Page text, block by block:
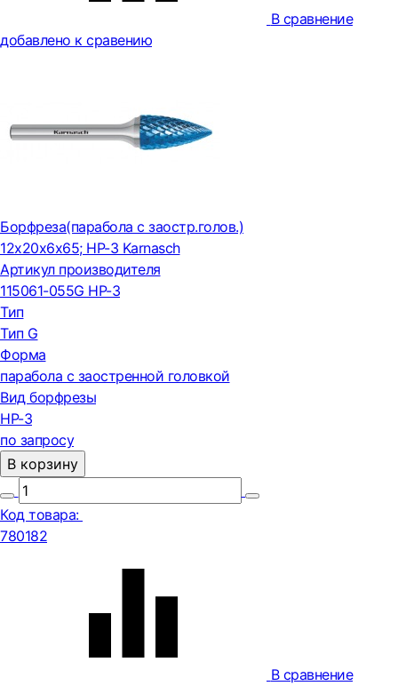
В сравнение
добавлено к сравению
Борфреза(парабола с заостр.голов.)
12x20x6x65; HP-3 Karnasch
Артикул производителя
115061-055G HP-3
Тип
Тип G
Форма
парабола с заостренной головкой
Вид борфрезы
HP-3
по запросу
В корзину
Код товара:
780182
В сравнение